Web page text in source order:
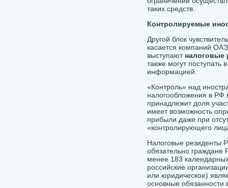
таких средств.
Контролируемые
Другой блок
касается компаний
выступают налоговые
также могут
информацией.
«Контроль» над
налогообложения в РФ
принадлежит доля
имеет возможность
прибыли даже при
«контролирующего
Налоговые резиденты
обязательно
менее 183
российские
или юридическое)
основные обязанности